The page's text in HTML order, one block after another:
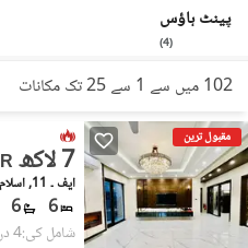
پینٹ ہاؤس
(
4
)
102 میں سے 1 سے 25 تک مکانات
مقبول ترین
7 لاکھ
ایف ۔ 11, اسلام آباد
6
6
شامل کی:4 دن پہل